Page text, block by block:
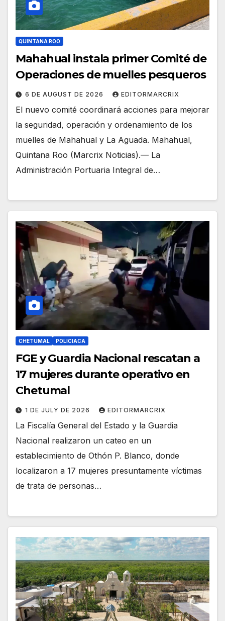
QUINTANA ROO
Mahahual instala primer Comité de
Operaciones de muelles pesqueros
6 DE AUGUST DE 2026 EDITORMARCRIX
El nuevo comité coordinará acciones para mejorar
la seguridad, operación y ordenamiento de los
muelles de Mahahual y La Aguada. Mahahual,
Quintana Roo (Marcrix Noticias).— La
Administración Portuaria Integral de…
CHETUMAL POLICIACA
FGE y Guardia Nacional rescatan a
17 mujeres durante operativo en
Chetumal
1 DE JULY DE 2026 EDITORMARCRIX
La Fiscalía General del Estado y la Guardia
Nacional realizaron un cateo en un
establecimiento de Othón P. Blanco, donde
localizaron a 17 mujeres presuntamente víctimas
de trata de personas…